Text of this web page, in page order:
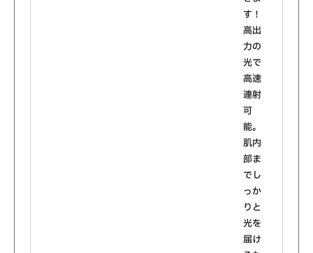
す！
高出
力の
光で
高速
連射
可
能。
肌内
部ま
でし
っか
りと
光を
届け